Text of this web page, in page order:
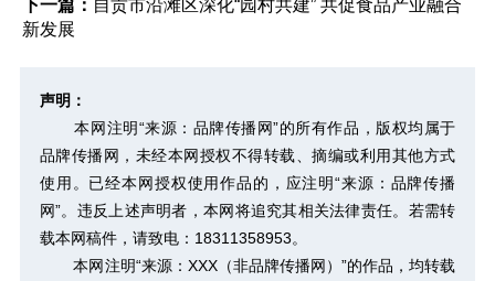
下一篇： 自贡市沿滩区深化“园村共建” 共促食品产业融合
新发展
声明：
本网注明“来源：品牌传播网”的所有作品，版权均属于
品牌传播网，未经本网授权不得转载、摘编或利用其他方式
使用。已经本网授权使用作品的，应注明“来源：品牌传播
网”。违反上述声明者，本网将追究其相关法律责任。若需转
载本网稿件，请致电：18311358953。
本网注明“来源：XXX（非品牌传播网）”的作品，均转载